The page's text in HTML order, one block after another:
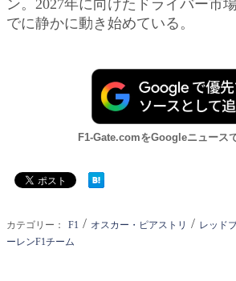
ン。2027年に向けたドライバー市
でに静かに動き始めている。
F1-Gate.comをGoogleニュース
カテゴリー： F1 / オスカー・ピアストリ / レッド
ーレンF1チーム